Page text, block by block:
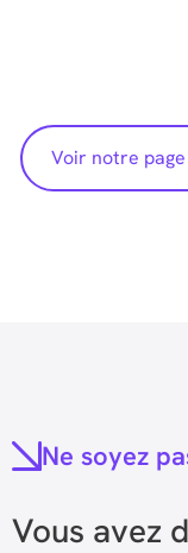
Voir notre
Ne soyez
Vous avez